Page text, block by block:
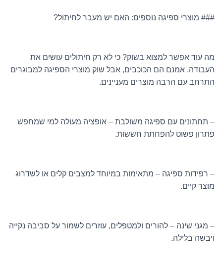
### מוצרי ספיגה נוספים: האם יש מעבר לחיתול?
מה עוד אפשר למצוא בשוק? כי לא רק חיתולים עושים את
העבודה. אמנם הם הכוכבים, אבל שוק מוצרי הספיגה למבוגרים
התרחב עם הרבה מוצרים מעניינים.
– תחתונים עם ספיגה משולבת – אופציה מעולה למי שמחפש
פתרון פשוט להפחתת חששות.
– רפידות ספיגה – מתאימות במיוחד למצבים קלים או לשדרוג
מוצר קיים.
– מגני שינה – להורים ולמטפלים, עוזרים לשמור על סביבה נקייה
ויבשה בלילה.